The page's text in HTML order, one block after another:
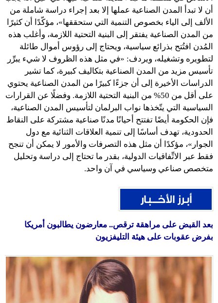
أن لا تبدأ المدن الصناعية عملها إلا بعد إجراء دراسة شاملة من
الألف إلى الياء بخصوص التنمية التي ستحققها»، مؤكّدًا أن كثيرًا
من المدن الصناعية يفتقر إلى البنية التحتية اللازمة، وأغلب هذه
المُدن افتُتح بذرائع سياسية، ويحتاج إلى رؤوس أموال طائلة
لتطويره وتشغيله، ويردف: «في مثل هذه الظروف لا شيء يبرِّر
تأسيس مزيد من المدن الصناعية بتكاليف كبيرة، كما تشير
الدراسات الأخيرة إلى أن جزءًا كبيرًا من المدن الصناعية يحتوي
على أقل من 50% من البنية التحتية اللازمة. وفضلًا عن القرارات
السياسية التي يتّخذها نواب البرلمان لتأسيس المدن الصناعية،
فإن الحكومة أيضًا تفتتح أحيانًا مدنًا صناعية مشتركة على النقاط
الحدودية، تهدف أساسًا إلى تنمية العلاقات الثنائية مع دول
الجوار»، مؤكدًا أن مثل هذه التصرفات والأمور لا يمكن أن تنجح
فقط عبر الاتِّفاقيات الدولية، بقدر ما تحتاج إلى دراسة وتحليل
متخصص صناعي وسياسي في آن واحد.
بعد القبض على مراهقة ترقص.. معارضون يطالبون أمريكا
بفرض عقوبات على هيئة التليفزيون